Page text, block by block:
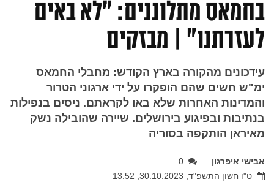
בחמאס מתלוננים: "לא באים
לעזרתנו" | מבזקים
עידכונים מהקורה בארץ הקודש: מחבלי החמאס
ימ"ש חשים שהם הופקרו על ידי ארגוני הטרור
והמדינות האחרות שלא באו לקראתם. ניסים בנפילות
בנתיבות ובפיגוע בירושלים. שיירה שהובילה נשק
מאיראן הותקפה בסוריה
אבישי איפרגון
0
ט"ו חשון התשפ"ד, 30.10.2023, 13:52